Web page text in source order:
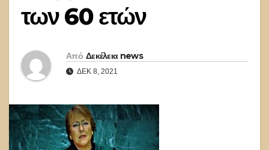
των 60 ετών
Από Δεκέλεια news
ΔΕΚ 8, 2021